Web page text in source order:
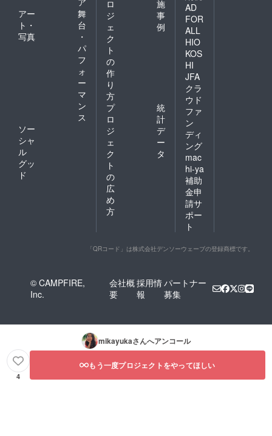
アー
ト・
写真
舞
台
・
パ
フ
ォ
ー
マ
ン
ス
ソー
シャ
ル
グッ
ド
ロ
ジ
ェ
ク
ト
の
作
り
方
施
事
例
プ
ロ
ジ
ェ
ク
ト
の
広
め
方
統
計
デ
ー
タ
AD
FOR
ALL
HIO
KOS
HI
JFA
クラ
ウド
ファ
ン
ディ
ング
mac
hi-ya
補助
金申
請サ
ポー
ト
「QRコード」は株式会社デンソーウェーブの登録商標です。
© CAMPFIRE,
Inc.
会社概
要
採用情
報
パートナー
募集
mikayukaさんへアンコール
4
もう一度プロジェクトをやってほしい